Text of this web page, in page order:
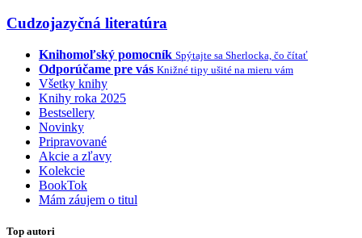
Cudzojazyčná literatúra
Knihomoľský pomocník Spýtajte sa Sherlocka, čo čítať
Odporúčame pre vás Knižné tipy ušité na mieru vám
Všetky knihy
Knihy roka 2025
Bestsellery
Novinky
Pripravované
Akcie a zľavy
Kolekcie
BookTok
Mám záujem o titul
Top autori